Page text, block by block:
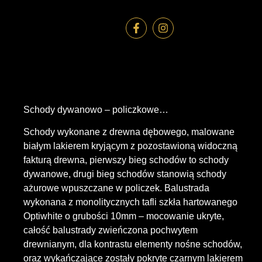
Schody dywanowo – policzkowe…
Schody wykonane z drewna dębowego, malowane
białym lakierem kryjącym z pozostawioną widoczną
fakturą drewna, pierwszy bieg schodów to schody
dywanowe, drugi bieg schodów stanowią schody
ażurowe wpuszczane w policzek. Balustrada
wykonana z monolitycznych tafli szkła hartowanego
Optiwhite o grubości 10mm – mocowanie ukryte,
całość balustrady zwieńczona pochwytem
drewnianym, dla kontrastu elementy nośne schodów,
oraz wykańczające zostały pokryte czarnym lakierem